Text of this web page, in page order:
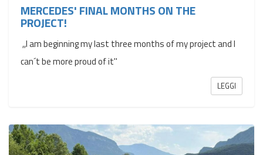
MERCEDES' FINAL MONTHS ON THE
PROJECT!
,,I am beginning my last three months of my project and I
can´t be more proud of it''
LEGGI